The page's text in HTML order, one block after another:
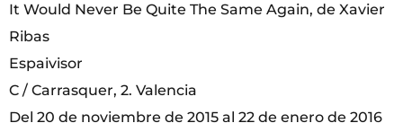
It Would Never Be Quite The Same Again, de Xavier
Ribas
Espaivisor
C / Carrasquer, 2. Valencia
Del 20 de noviembre de 2015 al 22 de enero de 2016